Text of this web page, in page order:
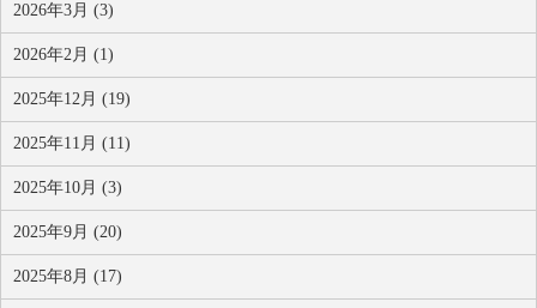
2026年3月 (3)
2026年2月 (1)
2025年12月 (19)
2025年11月 (11)
2025年10月 (3)
2025年9月 (20)
2025年8月 (17)